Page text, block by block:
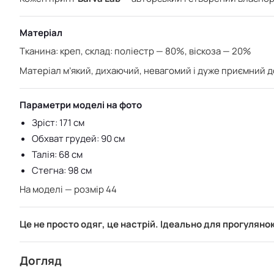
Матеріал
Тканина: креп,склад: поліестр — 80%, віскоза — 20%
Матеріал м’який, дихаючий, невагомий і дуже приємний
Параметри моделі на фото
Зріст: 171 см
Обхват грудей: 90 см
Талія: 68 см
Стегна: 98 см
На моделі — розмір 44
Це не просто одяг, це настрій. Ідеально для
Догляд